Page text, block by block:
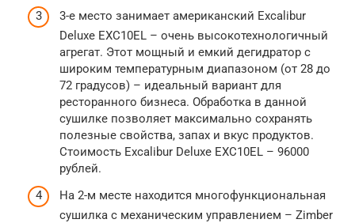
3-е место занимает американский Excalibur
Deluxe EXC10EL – очень высокотехнологичный
агрегат. Этот мощный и емкий дегидратор с
широким температурным диапазоном (от 28 до
72 градусов) – идеальный вариант для
ресторанного бизнеса. Обработка в данной
сушилке позволяет максимально сохранять
полезные свойства, запах и вкус продуктов.
Стоимость Excalibur Deluxe EXC10EL – 96000
рублей.
На 2-м месте находится многофункциональная
сушилка с механическим управлением – Zimber